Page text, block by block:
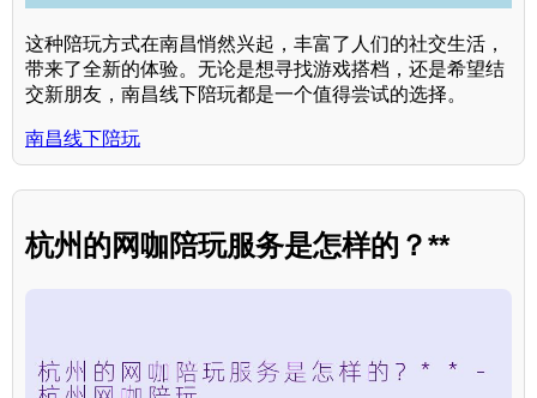
这种陪玩方式在南昌悄然兴起，丰富了人们的社交生活，
带来了全新的体验。无论是想寻找游戏搭档，还是希望结
交新朋友，南昌线下陪玩都是一个值得尝试的选择。
南昌线下陪玩
杭州的网咖陪玩服务是怎样的？**